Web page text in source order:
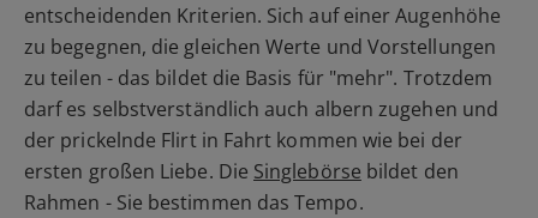
entscheidenden Kriterien. Sich auf einer Augenhöhe
zu begegnen, die gleichen Werte und Vorstellungen
zu teilen - das bildet die Basis für "mehr". Trotzdem
darf es selbstverständlich auch albern zugehen und
der prickelnde Flirt in Fahrt kommen wie bei der
ersten großen Liebe. Die Singlebörse bildet den
Rahmen - Sie bestimmen das Tempo.